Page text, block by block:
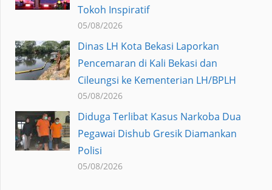
Tokoh Inspiratif
05/08/2026
Dinas LH Kota Bekasi Laporkan
Pencemaran di Kali Bekasi dan
Cileungsi ke Kementerian LH/BPLH
05/08/2026
Diduga Terlibat Kasus Narkoba Dua
Pegawai Dishub Gresik Diamankan
Polisi
05/08/2026